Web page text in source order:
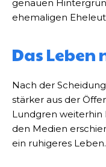
genauen
ehemaligen
Das Leben
Nach der
stärker aus der
Lundgren
den Medien
ein ruhigeres Leben.